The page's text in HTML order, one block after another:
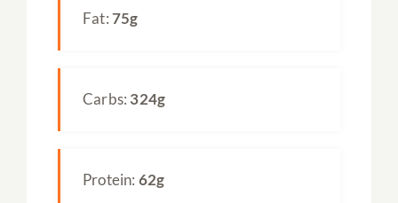
Fat:75g
Carbs: 324g
Protein: 62g